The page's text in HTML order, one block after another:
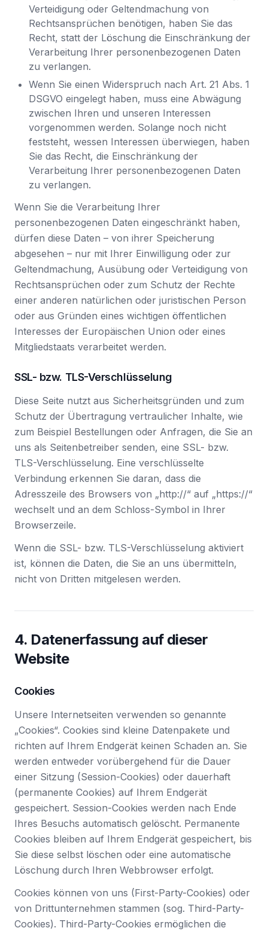
Verteidigung oder Geltendmachung von
Rechtsansprüchen benötigen, haben Sie das
Recht, statt der Löschung die Einschränkung der
Verarbeitung Ihrer personenbezogenen Daten
zu verlangen.
Wenn Sie einen Widerspruch nach Art. 21 Abs. 1
DSGVO eingelegt haben, muss eine Abwägung
zwischen Ihren und unseren Interessen
vorgenommen werden. Solange noch nicht
feststeht, wessen Interessen überwiegen, haben
Sie das Recht, die Einschränkung der
Verarbeitung Ihrer personenbezogenen Daten
zu verlangen.
Wenn Sie die Verarbeitung Ihrer
personenbezogenen Daten eingeschränkt haben,
dürfen diese Daten – von ihrer Speicherung
abgesehen – nur mit Ihrer Einwilligung oder zur
Geltendmachung, Ausübung oder Verteidigung von
Rechtsansprüchen oder zum Schutz der Rechte
einer anderen natürlichen oder juristischen Person
oder aus Gründen eines wichtigen öffentlichen
Interesses der Europäischen Union oder eines
Mitgliedstaats verarbeitet werden.
SSL- bzw. TLS-Verschlüsselung
Diese Seite nutzt aus Sicherheitsgründen und zum
Schutz der Übertragung vertraulicher Inhalte, wie
zum Beispiel Bestellungen oder Anfragen, die Sie an
uns als Seitenbetreiber senden, eine SSL- bzw.
TLS-Verschlüsselung. Eine verschlüsselte
Verbindung erkennen Sie daran, dass die
Adresszeile des Browsers von „http://“ auf „https://“
wechselt und an dem Schloss-Symbol in Ihrer
Browserzeile.
Wenn die SSL- bzw. TLS-Verschlüsselung aktiviert
ist, können die Daten, die Sie an uns übermitteln,
nicht von Dritten mitgelesen werden.
4. Datenerfassung auf dieser
Website
Cookies
Unsere Internetseiten verwenden so genannte
„Cookies“. Cookies sind kleine Datenpakete und
richten auf Ihrem Endgerät keinen Schaden an. Sie
werden entweder vorübergehend für die Dauer
einer Sitzung (Session-Cookies) oder dauerhaft
(permanente Cookies) auf Ihrem Endgerät
gespeichert. Session-Cookies werden nach Ende
Ihres Besuchs automatisch gelöscht. Permanente
Cookies bleiben auf Ihrem Endgerät gespeichert, bis
Sie diese selbst löschen oder eine automatische
Löschung durch Ihren Webbrowser erfolgt.
Cookies können von uns (First-Party-Cookies) oder
von Drittunternehmen stammen (sog. Third-Party-
Cookies). Third-Party-Cookies ermöglichen die